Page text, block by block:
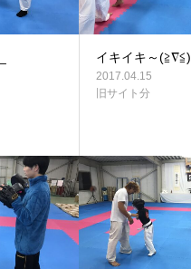
イキイキ～(≧∇≦)
2017.04.15
旧サイト分